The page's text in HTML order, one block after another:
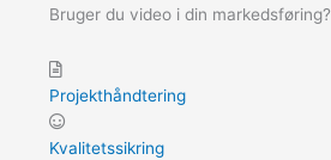
Bruger du video i din markedsføring?
Projekthåndtering
Kvalitetssikring